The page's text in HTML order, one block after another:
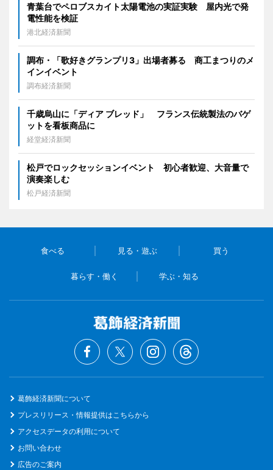
青葉台でペロブスカイト太陽電池の実証実験 屋内光で発
電性能を検証
港北経済新聞
調布・「歌好きグランプリ3」出場者募る 商工まつりのメ
インイベント
調布経済新聞
千歳烏山に「ディア ブレッド」 フランス伝統製法のバゲ
ットを看板商品に
経堂経済新聞
松戸でロックセッションイベント 初心者歓迎、大音量で
演奏楽しむ
松戸経済新聞
食べる 見る・遊ぶ 買う
暮らす・働く 学ぶ・知る
葛飾経済新聞について
プレスリリース・情報提供はこちらから
アクセスデータの利用について
お問い合わせ
広告のご案内